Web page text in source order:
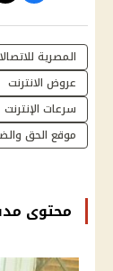
المصرية
عروض الانترنت
سرعات الإنترنت
موقع الحق
محتوى